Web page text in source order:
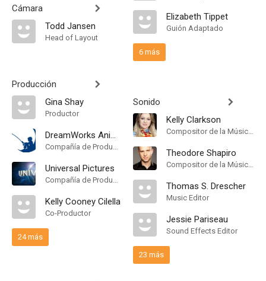
Cámara
Todd Jansen
Head of Layout
Producción
Gina Shay
Productor
DreamWorks Animation
Compañía de Produccion
Universal Pictures
Compañía de Produccion
Kelly Cooney Cilella
Co-Productor
24 más
Elizabeth Tippet
Guión Adaptado
6 más
Sonido
Kelly Clarkson
Compositor de la Música Original
Theodore Shapiro
Compositor de la Música Original
Thomas S. Drescher
Music Editor
Jessie Pariseau
Sound Effects Editor
23 más